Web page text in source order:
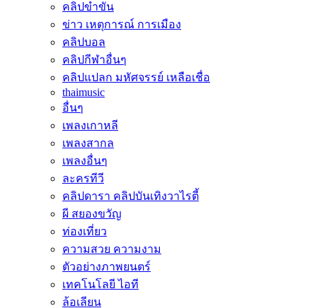
คลิปขำขัน
ข่าว เหตุการณ์ การเมือง
คลิปบอล
คลิปกีฬาอื่นๆ
คลิปแปลก มหัศจรรย์ เหลือเชื่อ
thaimusic
อื่นๆ
เพลงเกาหลี
เพลงสากล
เพลงอื่นๆ
ละครทีวี
คลิปดารา คลิปบันเทิงวาไรตี้
ผี สยองขวัญ
ท่องเที่ยว
ความสวย ความงาม
ตัวอย่างภาพยนตร์
เทคโนโลยี ไอที
ล้อเลียน